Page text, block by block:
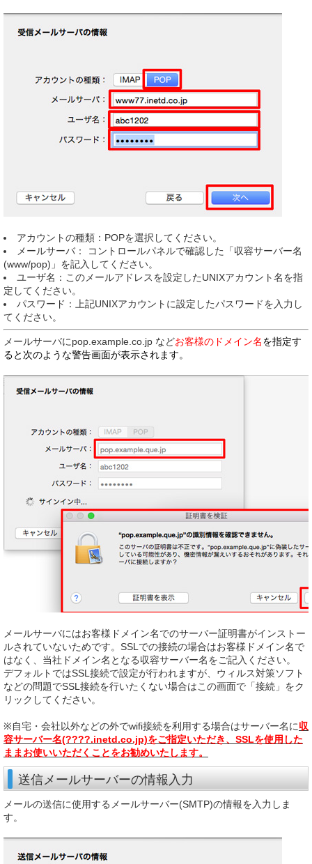
アカウントの種類：POPを選択してください。
メールサーバ： コントロールパネルで確認した「収容サーバー名
(www/pop)」を記入してください。
ユーザ名：このメールアドレスを設定したUNIXアカウント名を指
定してください。
パスワード：上記UNIXアカウントに設定したパスワードを入力し
てください。
メールサーバにpop.example.co.jp などお客様のドメイン名を指定す
ると次のような警告画面が表示されます。
メールサーバにはお客様ドメイン名でのサーバー証明書がインストー
ルされていないためです。SSLでの接続の場合はお客様ドメイン名で
はなく、当社ドメイン名となる収容サーバー名をご記入ください。
デフォルトではSSL接続で設定が行われますが、ウィルス対策ソフト
などの問題でSSL接続を行いたくない場合はこの画面で「接続」をク
リックしてください。
※自宅・会社以外などの外でwifi接続を利用する場合はサーバー名に収
容サーバー名(????.inetd.co.jp)をご指定いただき、SSLを使用した
ままお使いいただくことをお勧めいたします。
送信メールサーバーの情報入力
メールの送信に使用するメールサーバー(SMTP)の情報を入力しま
す。